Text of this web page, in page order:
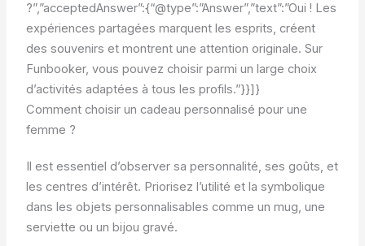
?”,”acceptedAnswer”:{“@type”:”Answer”,”text”:”Oui ! Les
expériences partagées marquent les esprits, créent
des souvenirs et montrent une attention originale. Sur
Funbooker, vous pouvez choisir parmi un large choix
d’activités adaptées à tous les profils.”}}]}
Comment choisir un cadeau personnalisé pour une
femme ?
Il est essentiel d’observer sa personnalité, ses goûts, et
les centres d’intérêt. Priorisez l’utilité et la symbolique
dans les objets personnalisables comme un mug, une
serviette ou un bijou gravé.